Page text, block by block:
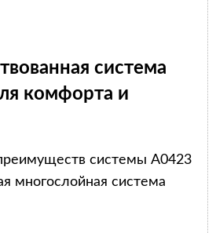
система
комфорта и
системы A0423
многослойная система